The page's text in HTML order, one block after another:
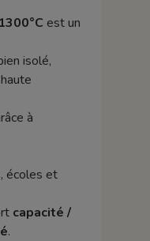
est un
isolé,
à
écoles et
capacité /
.